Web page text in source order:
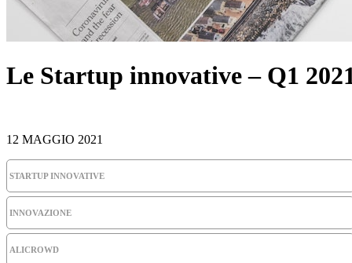
Le Startup innovative – Q1
12 MAGGIO 2021
STARTUP INNOVATIVE
INNOVAZIONE
ALICROWD